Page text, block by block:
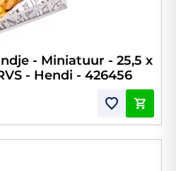
- Miniatuur - 25,5 x
- Hendi - 426456